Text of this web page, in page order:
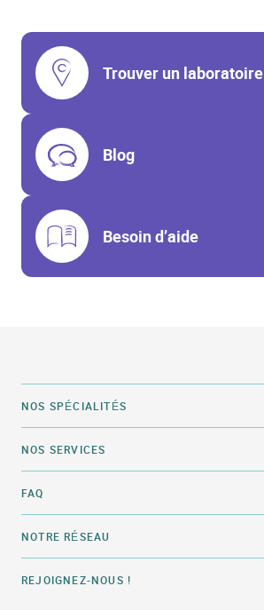
Trouver un laboratoire
Blog
Besoin d’aide
NOS SPÉCIALITÉS
NOS SERVICES
FAQ
NOTRE RÉSEAU
REJOIGNEZ-NOUS !